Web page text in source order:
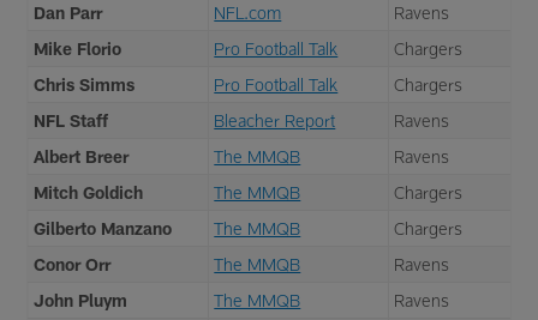
Dan Parr
NFL.com
Ravens
Mike Florio
Pro Football Talk
Chargers
Chris Simms
Pro Football Talk
Chargers
NFL Staff
Bleacher Report
Ravens
Albert Breer
The MMQB
Ravens
Mitch Goldich
The MMQB
Chargers
Gilberto Manzano
The MMQB
Chargers
Conor Orr
The MMQB
Ravens
John Pluym
The MMQB
Ravens